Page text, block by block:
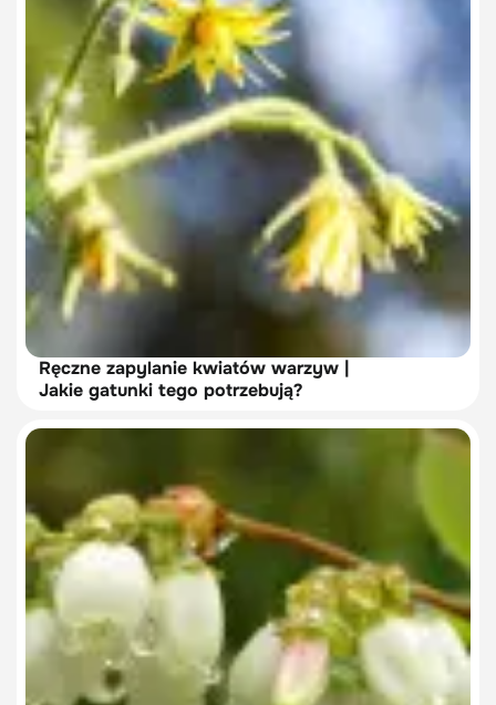
Ręczne zapylanie kwiatów warzyw |
Jakie gatunki tego potrzebują?